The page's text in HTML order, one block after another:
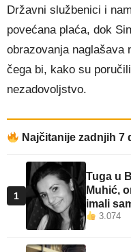
Državni službenici i
povećana plaća, dok
obrazovanja naglašava
čega bi, kako su
nezadovoljstvo.
Najčitanije zadnjih 7
1
Tuga u
Muhić,
imali
3.074